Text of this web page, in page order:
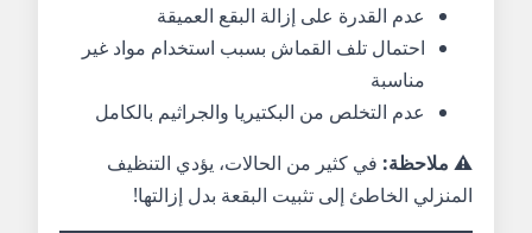
عدم القدرة على إزالة البقع العميقة
احتمال تلف القماش بسبب استخدام مواد غير
مناسبة
عدم التخلص من البكتيريا والجراثيم بالكامل
⚠️ ملاحظة: في كثير من الحالات، يؤدي التنظيف
المنزلي الخاطئ إلى تثبيت البقعة بدل إزالتها!